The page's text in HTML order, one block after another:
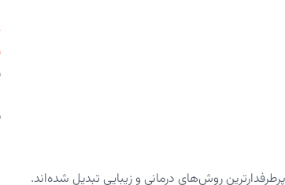
روش‌های درمانی و زیبایی تبدیل شده‌اند.